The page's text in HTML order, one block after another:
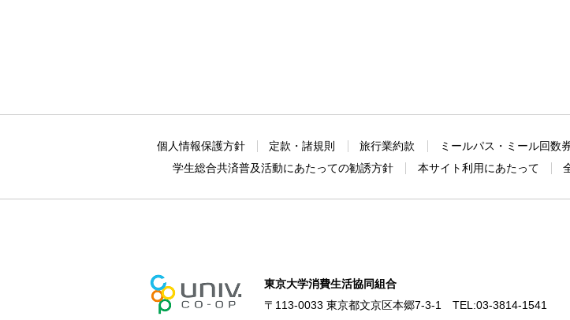
個人情報保護方針 定款・諸規則 旅行業約款 ミールパス・ミール回数
学生総合共済普及活動にあたっての勧誘方針 本サイト利用にあたって
東京大学消費生活協同組合
〒113-0033 東京都文京区本郷7-3-1 TEL:03-3814-1541